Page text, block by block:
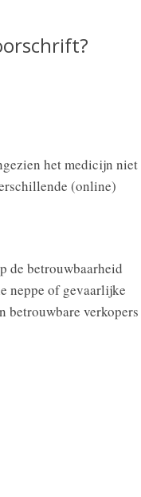
het medicijn niet
(online)
de betrouwbaarheid
neppe of gevaarlijke
betrouwbare verkopers